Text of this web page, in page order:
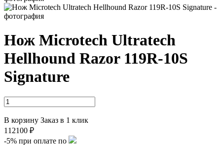
Нож Microtech Ultratech
Hellhound Razor 119R-10S
Signature
В корзину Заказ в 1 клик
112100 ₽
-5% при оплате по